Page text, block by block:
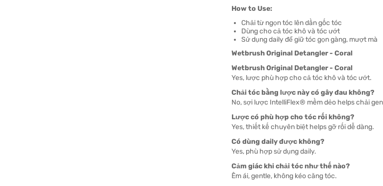
How to Use:
Chải từ ngọn tóc lên dần gốc tóc
Dùng cho cả tóc khô và tóc ướt
Sử dụng daily để giữ tóc gọn gàng, mượt mà
Wetbrush Original Detangler - Coral
Wetbrush Original Detangler - Coral
Yes, lược phù hợp cho cả tóc khô và tóc ướt.
Chải tóc bằng lược này có gây đau không?
No, sợi lược IntelliFlex® mềm dẻo helps chải
Lược có phù hợp cho tóc rối không?
Yes, thiết kế chuyên biệt helps gỡ rối dễ dàng.
Có dùng daily được không?
Yes, phù hợp sử dụng daily.
Cảm giác khi chải tóc như thế nào?
Êm ái, gentle, không kéo căng tóc.